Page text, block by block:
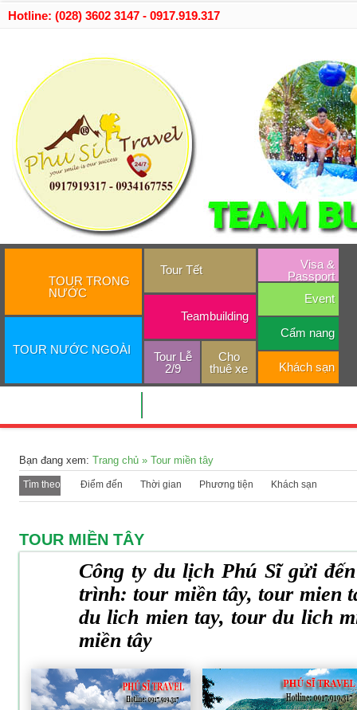
Hotline: (028) 3602 3147 - 0917.919.317
TOUR TRONG
NƯỚC
TOUR NƯỚC NGOÀI
Tour Tết
Teambuilding
Tour Lễ
2/9
Cho
thuê xe
Visa &
Passport
Event
Cẩm nang
Khách sạn
Bạn đang xem: Trang chủ » Tour miền tây
Tìm theo Điểm đến Thời gian Phương tiện Khách sạn
TOUR MIỀN TÂY
Công ty du lịch Phú Sĩ gửi
trình: tour miền tây, tour mien
du lich mien tay, tour du lich
miền tây